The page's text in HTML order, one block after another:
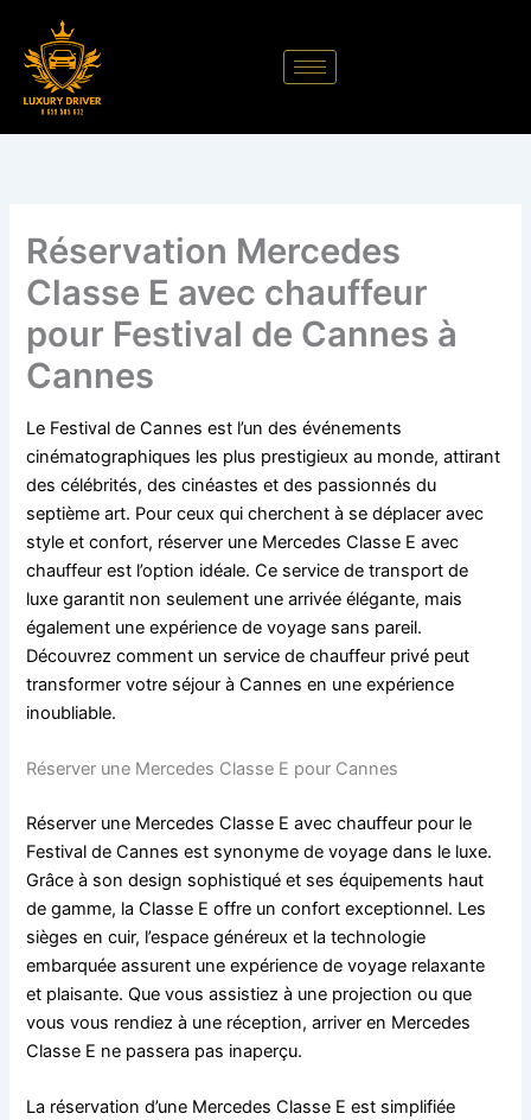
contenu
Réservation Mercedes
Classe E avec chauffeur
pour Festival de Cannes à
Cannes
Le Festival de Cannes est l’un des événements
cinématographiques les plus prestigieux au monde, attirant
des célébrités, des cinéastes et des passionnés du
septième art. Pour ceux qui cherchent à se déplacer avec
style et confort, réserver une Mercedes Classe E avec
chauffeur est l’option idéale. Ce service de transport de
luxe garantit non seulement une arrivée élégante, mais
également une expérience de voyage sans pareil.
Découvrez comment un service de chauffeur privé peut
transformer votre séjour à Cannes en une expérience
inoubliable.
Réserver une Mercedes Classe E pour Cannes
Réserver une Mercedes Classe E avec chauffeur pour le
Festival de Cannes est synonyme de voyage dans le luxe.
Grâce à son design sophistiqué et ses équipements haut
de gamme, la Classe E offre un confort exceptionnel. Les
sièges en cuir, l’espace généreux et la technologie
embarquée assurent une expérience de voyage relaxante
et plaisante. Que vous assistiez à une projection ou que
vous vous rendiez à une réception, arriver en Mercedes
Classe E ne passera pas inaperçu.
La réservation d’une Mercedes Classe E est simplifiée